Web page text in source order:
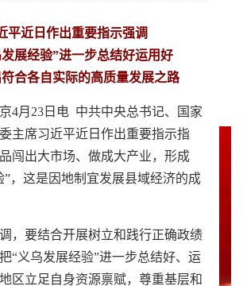
平近日作出重要指示强调
展经验”进一步总结好运用好
合各自实际的高质量发展之路
4月23日电 中共中央总书记、国家
主席习近平近日作出重要指示指
闯出大市场、做成大产业，形成
”，这是因地制宜发展县域经济的成
，要结合开展树立和践行正确政绩
“义乌发展经验”进一步总结好、运
区立足自身资源禀赋，尊重基层和